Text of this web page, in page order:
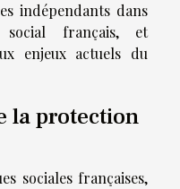
indépendants dans
français, et
enjeux actuels du
la protection
sociales françaises,